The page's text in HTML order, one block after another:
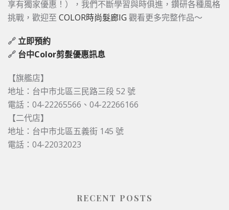
享有獨家優惠！），我們不斷學習與時俱進，鑽研各種風格
挑戰，歡迎至 COLOR時尚髮廊IG 觀看更多完整作品～
🔗立即預約
🔗 台中Color剪髮優惠訊息
【旗艦店】
地址：台中市北區三民路三段 52 號
電話：04-22265566、04-22266166
【二代店】
地址：台中市北區五義街 145 號
電話：04-22032023
RECENT POSTS